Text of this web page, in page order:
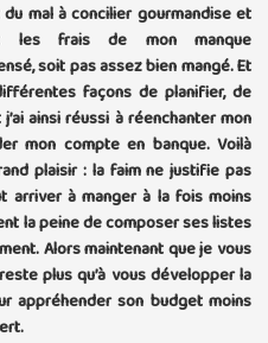
mal à concilier gourmandise et
les frais de mon manque
soit pas assez bien mangé. Et
façons de planifier, de
ainsi réussi à réenchanter mon
mon compte en banque. Voilà
plaisir : la faim ne justifie pas
arriver à manger à la fois moins
la peine de composer ses listes
Alors maintenant que je vous
plus qu’à vous développer la
appréhender son budget moins